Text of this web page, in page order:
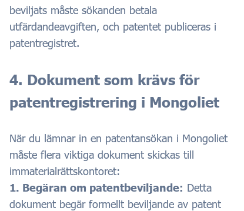
beviljats måste sökanden betala
utfärdandeavgiften, och patentet publiceras i
patentregistret.
4. Dokument som krävs för
patentregistrering i Mongoliet
När du lämnar in en patentansökan i Mongoliet
måste flera viktiga dokument skickas till
immaterialrättskontoret:
1. Begäran om patentbeviljande: Detta
dokument begär formellt beviljande av patent